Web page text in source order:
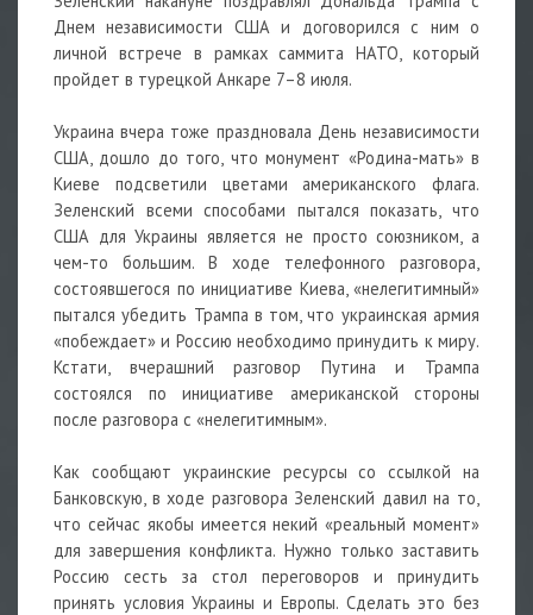
Днем независимости США и договорился с ним о
личной встрече в рамках саммита НАТО, который
пройдет в турецкой Анкаре 7–8 июля.
Украина вчера тоже праздновала День независимости
США, дошло до того, что монумент «Родина-мать» в
Киеве подсветили цветами американского флага.
Зеленский всеми способами пытался показать, что
США для Украины является не просто союзником, а
чем-то большим. В ходе телефонного разговора,
состоявшегося по инициативе Киева, «нелегитимный»
пытался убедить Трампа в том, что украинская армия
«побеждает» и Россию необходимо принудить к миру.
Кстати, вчерашний разговор Путина и Трампа
состоялся по инициативе американской стороны
после разговора с «нелегитимным».
Как сообщают украинские ресурсы со ссылкой на
Банковскую, в ходе разговора Зеленский давил на то,
что сейчас якобы имеется некий «реальный момент»
для завершения конфликта. Нужно только заставить
Россию сесть за стол переговоров и принудить
принять условия Украины и Европы. Сделать это без